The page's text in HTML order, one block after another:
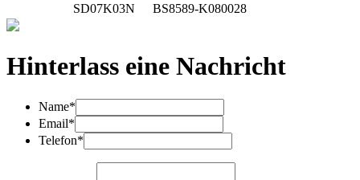
SD07K03N
BS8589-K080028
Hinterlass eine Nachricht
Name*
Email*
Telefon*